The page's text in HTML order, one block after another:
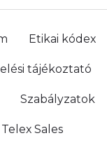
Etikai kódex
tájékoztató
Szabályzatok
Telex Sales